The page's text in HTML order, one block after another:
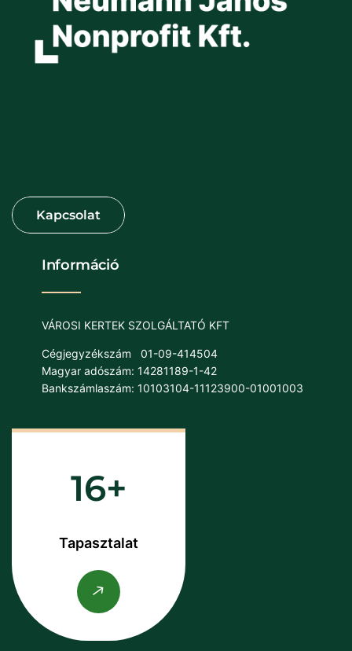
Információ
VÁROSI KERTEK SZOLGÁLTATÓ KFT
Cégjegyzékszám
01-09-414504
Magyar adószám: 14281189-1-42
Bankszámlaszám: 10103104-11123900-01001003
16
Tapasztalat